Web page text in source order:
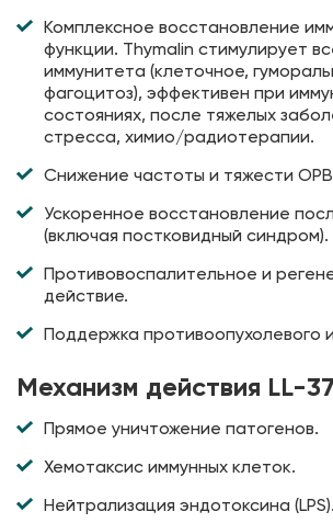
Комплексное восстановление
функции. Thymalin стимулирует
иммунитета (клеточное,
фагоцитоз), эффективен при
состояниях, после тяжелых
стресса, химио/радиотерапии.
Снижение частоты и тяжести
Ускоренное восстановление
(включая постковидный синдром).
Противовоспалительное и
действие.
Поддержка противоопухолевого
Механизм действия LL-37
Прямое уничтожение патогенов.
Хемотаксис иммунных клеток.
Нейтрализация эндотоксина (LPS).